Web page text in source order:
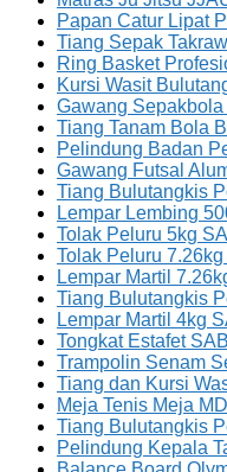
Papan Catur Lipat
Tiang Sepak
Ring Basket
Kursi Wasit
Gawang
Tiang Tanam Bola
Pelindung Badan
Gawang Futsal
Tiang Bulutangkis
Lempar Lembing
Tolak Peluru 5kg
Tolak Peluru
Lempar Martil
Tiang Bulutangkis
Lempar Martil 4kg
Tongkat Estafet
Trampolin Senam
Tiang dan Kursi
Meja Tenis Meja
Tiang Bulutangkis
Pelindung Kepala